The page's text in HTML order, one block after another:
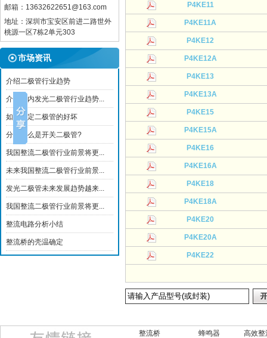
邮箱：13632622651@163.com
地址：深圳市宝安区前进二路世外
桃源一区7栋2单元303
市场资讯
介绍二极管行业趋势
介绍国内发光二极管行业趋势...
如何确定二极管的好坏
分析什么是开关二极管?
我国整流二极管行业前景将更...
未来我国整流二极管行业前景...
发光二极管未来发展趋势越来...
我国整流二极管行业前景将更...
整流电路分析小结
整流桥的壳温确定
P4KE11
P4KE11A
P4KE12
P4KE12A
P4KE13
P4KE13A
P4KE15
P4KE15A
P4KE16
P4KE16A
P4KE18
P4KE18A
P4KE20
P4KE20A
P4KE22
整流桥 蜂鸣器 高效整